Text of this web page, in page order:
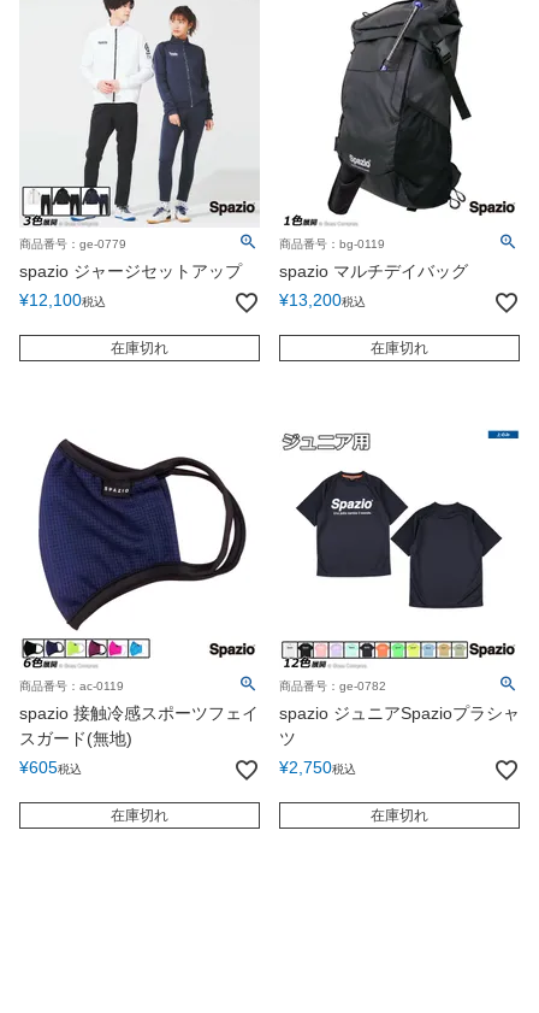
商品番号：ge-0779
spazio ジャージセットアップ
¥12,100税込
在庫切れ
商品番号：bg-0119
spazio マルチデイバッグ
¥13,200税込
在庫切れ
商品番号：ac-0119
spazio 接触冷感スポーツフェイ
スガード(無地)
¥605税込
在庫切れ
商品番号：ge-0782
spazio ジュニアSpazioプラシャ
ツ
¥2,750税込
在庫切れ